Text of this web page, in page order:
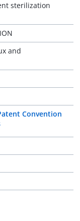
sterilization
and
Convention